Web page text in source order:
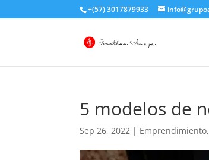
+(57) 3017879933
5 modelos de
Sep 26, 2022 | Emprendimiento,